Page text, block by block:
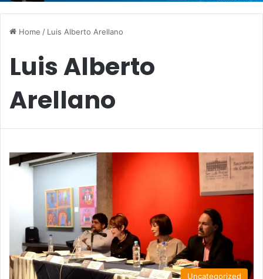
Home / Luis Alberto Arellano
Luis Alberto
Arellano
Uncategorized